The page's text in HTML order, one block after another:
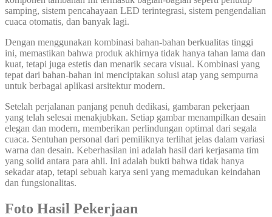
samping, sistem pencahayaan LED terintegrasi, sistem pengendalian
cuaca otomatis, dan banyak lagi.
Dengan menggunakan kombinasi bahan-bahan berkualitas tinggi
ini, memastikan bahwa produk akhirnya tidak hanya tahan lama dan
kuat, tetapi juga estetis dan menarik secara visual. Kombinasi yang
tepat dari bahan-bahan ini menciptakan solusi atap yang sempurna
untuk berbagai aplikasi arsitektur modern.
Setelah perjalanan panjang penuh dedikasi, gambaran pekerjaan
yang telah selesai menakjubkan. Setiap gambar menampilkan desain
elegan dan modern, memberikan perlindungan optimal dari segala
cuaca. Sentuhan personal dari pemiliknya terlihat jelas dalam variasi
warna dan desain. Keberhasilan ini adalah hasil dari kerjasama tim
yang solid antara para ahli. Ini adalah bukti bahwa tidak hanya
sekadar atap, tetapi sebuah karya seni yang memadukan keindahan
dan fungsionalitas.
Foto Hasil Pekerjaan